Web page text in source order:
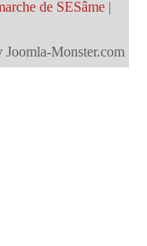
de SESâme |
Joomla-Monster.com